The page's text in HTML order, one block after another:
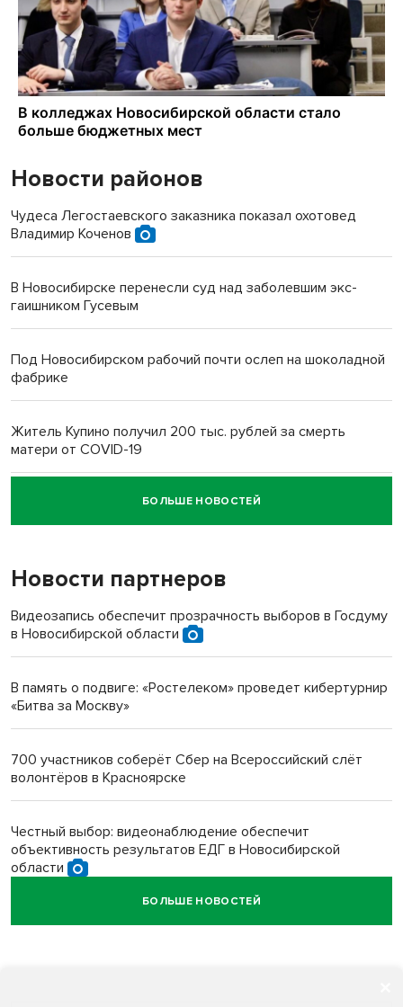
Новости районов
Чудеса Легостаевского заказника показал охотовед
Владимир Коченов
В Новосибирске перенесли суд над заболевшим экс-
гаишником Гусевым
Под Новосибирском рабочий почти ослеп на шоколадной
фабрике
Житель Купино получил 200 тыс. рублей за смерть
матери от COVID-19
Новосибирский суд наказал водителя за смерть
пенсионерки на вокзале
«Мы живём на пастбище!»: в новосибирском селе лошади
терроризируют жителей
Инвалид получил условный срок за избиение врачей
БОЛЬШЕ НОВОСТЕЙ
Новости партнеров
Видеозапись обеспечит прозрачность выборов в Госдуму
в Новосибирской области
В память о подвиге: «Ростелеком» проведет кибертурнир
«Битва за Москву»
700 участников соберёт Сбер на Всероссийский слёт
волонтёров в Красноярске
Честный выбор: видеонаблюдение обеспечит
объективность результатов ЕДГ в Новосибирской
области
Кибертанки пошли в бой: «Ростелеком» объявляет
БОЛЬШЕ НОВОСТЕЙ